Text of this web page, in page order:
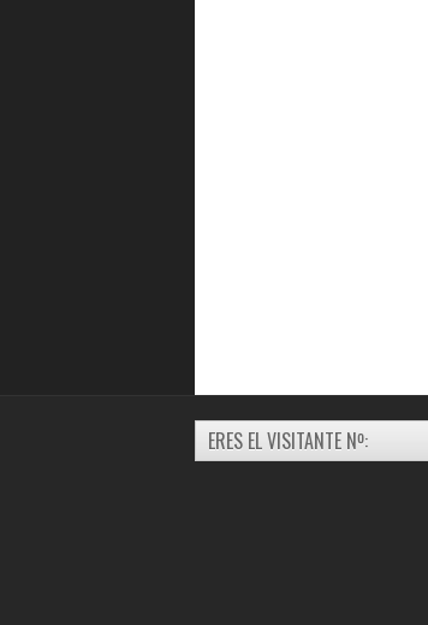
ERES EL VISITANTE Nº: